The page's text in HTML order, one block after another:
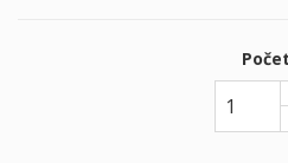
Počet